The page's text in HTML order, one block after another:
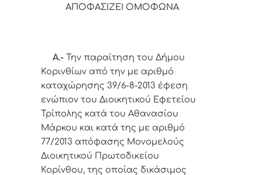
ΑΠΟΦΑΣΙΖΕΙ ΟΜΟΦΩΝΑ
Α.- Την παραίτηση του Δήμου
Κορινθίων από την με αριθμό
καταχώρησης 39/6-8-2013 έφεση
ενώπιον του Διοικητικού Εφετείου
Τρίπολης κατά του Αθανασίου
Μάρκου και κατά της με αριθμό
77/2013 απόφασης Μονομελούς
Διοικητικού Πρωτοδικείου
Κορίνθου, της οποίας δικάσιμος